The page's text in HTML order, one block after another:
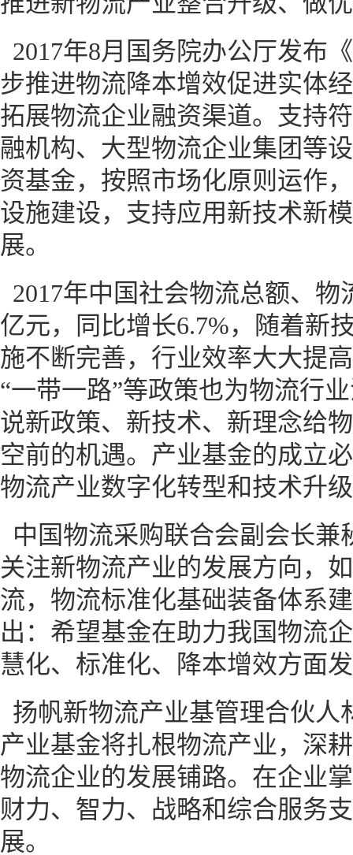
2017年8月国务院办公厅发布
步推进物流降本增效促进实体
拓展物流企业融资渠道。支持
融机构、大型物流企业集团等
资基金，按照市场化原则运作
设施建设，支持应用新技术新
展。
2017年中国社会物流总额、物
亿元，同比增长6.7%，随着新
施不断完善，行业效率大大提
“一带一路”等政策也为物流行
说新政策、新技术、新理念给
空前的机遇。产业基金的成立
物流产业数字化转型和技术升
中国物流采购联合会副会长兼
关注新物流产业的发展方向，
流，物流标准化基础装备体系
出：希望基金在助力我国物流
慧化、标准化、降本增效方面
扬帆新物流产业基管理合伙人
产业基金将扎根物流产业，深
物流企业的发展铺路。在企业
财力、智力、战略和综合服务
展。